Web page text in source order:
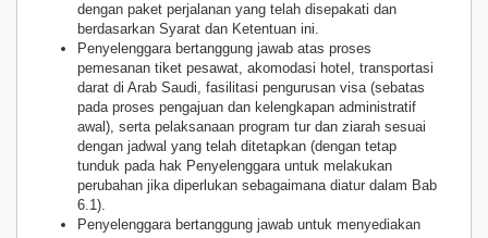
dengan paket perjalanan yang telah disepakati dan
berdasarkan Syarat dan Ketentuan ini.
Penyelenggara bertanggung jawab atas proses
pemesanan tiket pesawat, akomodasi hotel, transportasi
darat di Arab Saudi, fasilitasi pengurusan visa (sebatas
pada proses pengajuan dan kelengkapan administratif
awal), serta pelaksanaan program tur dan ziarah sesuai
dengan jadwal yang telah ditetapkan (dengan tetap
tunduk pada hak Penyelenggara untuk melakukan
perubahan jika diperlukan sebagaimana diatur dalam Bab
6.1).
Penyelenggara bertanggung jawab untuk menyediakan